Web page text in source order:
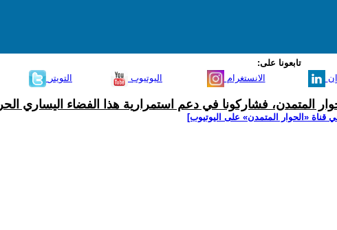
تابعونا على:
التويتر اليوتيوب الانستغرام
المتمدن، فشاركونا في دعم استمرارية هذا الفضاء اليساري الحر
قناة ‫«الحوار المتمدن» على اليوتيوب]